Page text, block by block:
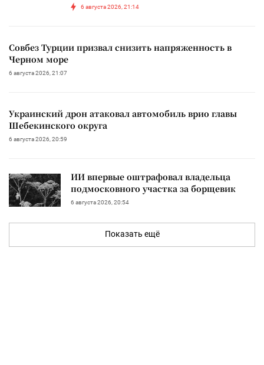
6 августа 2026, 21:14
Совбез Турции призвал снизить напряженность в
Черном море
6 августа 2026, 21:07
Украинский дрон атаковал автомобиль врио главы
Шебекинского округа
6 августа 2026, 20:59
ИИ впервые оштрафовал владельца
подмосковного участка за борщевик
6 августа 2026, 20:54
Показать ещё